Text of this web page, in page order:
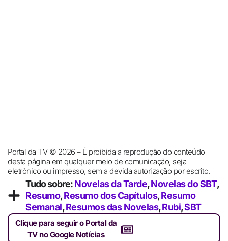
Portal da TV © 2026 – É proibida a reprodução do conteúdo
desta página em qualquer meio de comunicação, seja
eletrônico ou impresso, sem a devida autorização por escrito.
Tudo sobre:Novelas da Tarde,Novelas do SBT,
Resumo,Resumo dos Capítulos,Resumo
Semanal,Resumos das Novelas,Rubi,SBT
Clique para seguir o Portal da
TV no Google Notícias